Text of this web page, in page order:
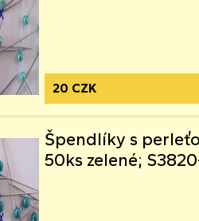
20 CZK
Špendlíky s
50ks zelené;